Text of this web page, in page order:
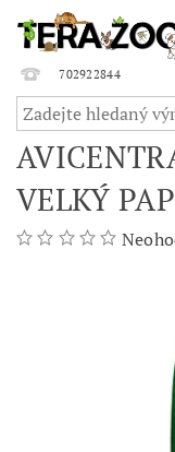
702922844
VELKÝ